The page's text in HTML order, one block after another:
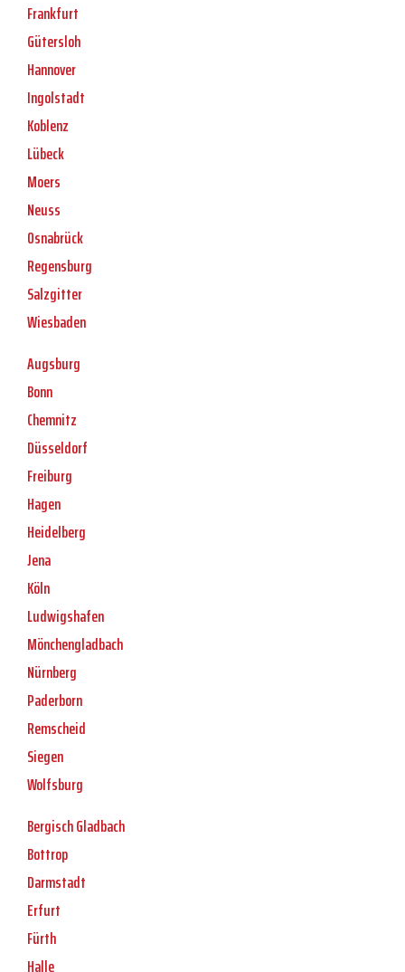
Frankfurt
Gütersloh
Hannover
Ingolstadt
Koblenz
Lübeck
Moers
Neuss
Osnabrück
Regensburg
Salzgitter
Wiesbaden
Augsburg
Bonn
Chemnitz
Düsseldorf
Freiburg
Hagen
Heidelberg
Jena
Köln
Ludwigshafen
Mönchengladbach
Nürnberg
Paderborn
Remscheid
Siegen
Wolfsburg
Bergisch Gladbach
Bottrop
Darmstadt
Erfurt
Fürth
Halle